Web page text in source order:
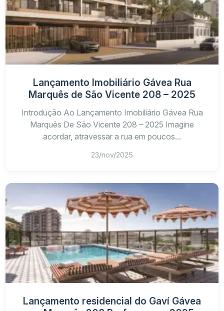
Lançamento Imobiliário Gávea Rua
Marquês de São Vicente 208 – 2025
Introdução Ao Lançamento Imobiliário Gávea Rua
Marquês De São Vicente 208 – 2025 Imagine
acordar, atravessar a rua em poucos...
23/nov/2025
Lançamento residencial do Gaví Gávea